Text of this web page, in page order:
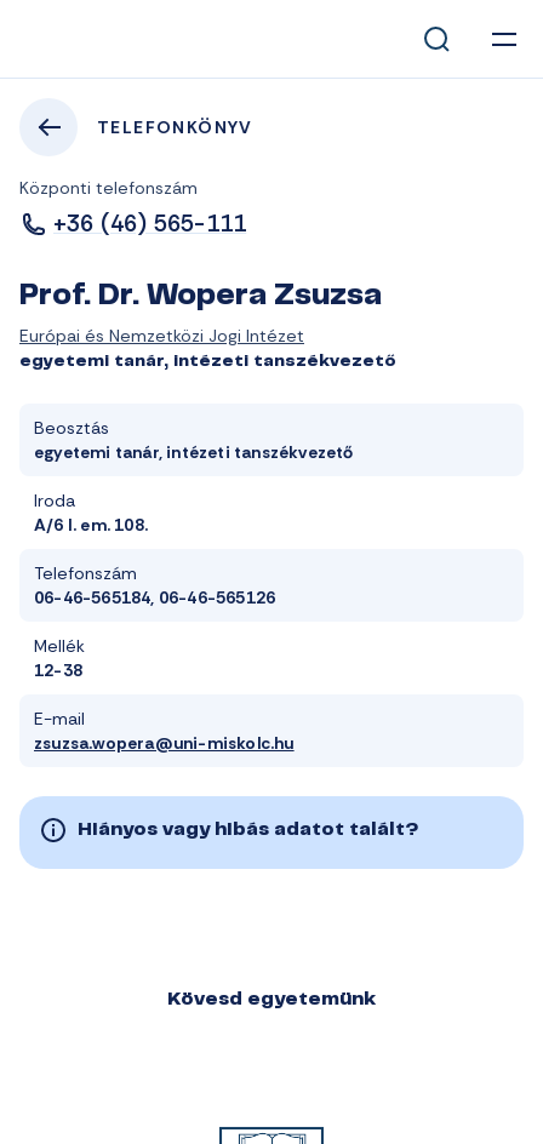
TELEFONKÖNYV
Központi telefonszám
+36 (46) 565-111
Prof. Dr. Wopera Zsuzsa
Európai és Nemzetközi Jogi Intézet
egyetemi tanár, intézeti tanszékvezető
Beosztás
egyetemi tanár, intézeti tanszékvezető
Iroda
A/6 I. em. 108.
Telefonszám
06-46-565184, 06-46-565126
Mellék
12-38
E-mail
zsuzsa.wopera@uni-miskolc.hu
Hiányos vagy hibás adatot talált?
Kövesd egyetemünk